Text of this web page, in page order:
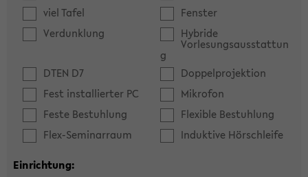
viel Tafel
Fenster
Verdunklung
Hybride
Vorlesungsausstattun
g
DTEN D7
Doppelprojektion
Fest installierter PC
Mikrofon
Feste Bestuhlung
Flexible Bestuhlung
Flex-Seminarraum
Induktive Hörschleife
Einrichtung: